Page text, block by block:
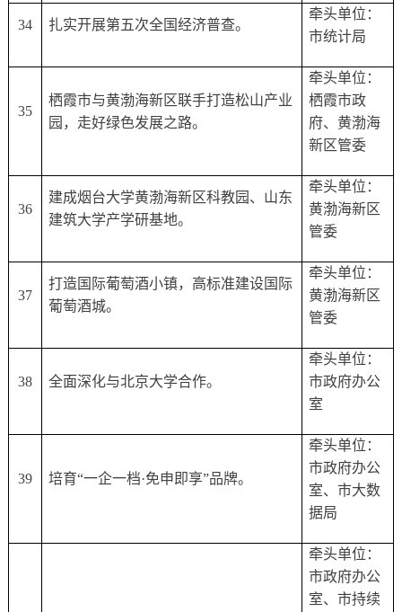
34 扎实开展第五次全国经济普查。
牵头单位：
市统计局
35
栖霞市与黄渤海新区联手打造松山产业
园，走好绿色发展之路。
牵头单位：
栖霞市政
府、黄渤海
新区管委
36
建成烟台大学黄渤海新区科教园、山东
建筑大学产学研基地。
牵头单位：
黄渤海新区
管委
37
打造国际葡萄酒小镇，高标准建设国际
葡萄酒城。
牵头单位：
黄渤海新区
管委
38 全面深化与北京大学合作。
牵头单位：
市政府办公
室
39 培育“一企一档·免申即享”品牌。
牵头单位：
市政府办公
室、市大数
据局
牵头单位：
市政府办公
室、市持续